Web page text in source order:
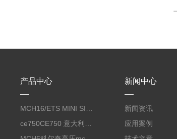
产品中心 新闻中心
新闻资讯
应用案例